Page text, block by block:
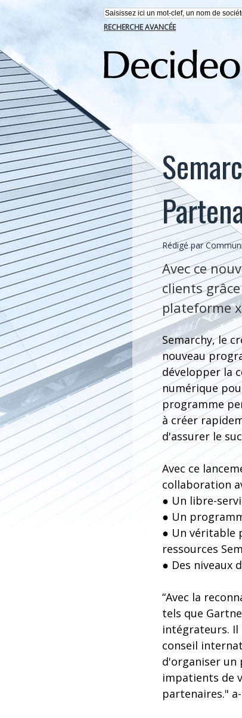
RECHERCHE AVANCÉE
Rédigé par
Avec ce
clients
plateforme
Semarchy, le
nouveau
développer la
numérique
programme
à créer
d'assurer le
Avec ce
collaboration
● Un libre-
● Un
● Un véritable
ressources
● Des niveaux
“Avec la
tels que
intégrateurs. Il
conseil
d'organiser un
impatients de
partenaires."